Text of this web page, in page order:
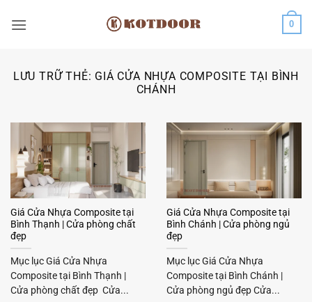
qua
0
LƯU TRỮ THẺ: GIÁ CỬA NHỰA COMPOSITE TẠI BÌNH
CHÁNH
Giá Cửa Nhựa Composite tại
Bình Thạnh | Cửa phòng chất
đẹp
Mục lục Giá Cửa Nhựa
Composite tại Bình Thạnh |
Cửa phòng chất đẹp Cửa...
Giá Cửa Nhựa Composite tại
Bình Chánh | Cửa phòng ngủ
đẹp
Mục lục Giá Cửa Nhựa
Composite tại Bình Chánh |
Cửa phòng ngủ đẹp Cửa...